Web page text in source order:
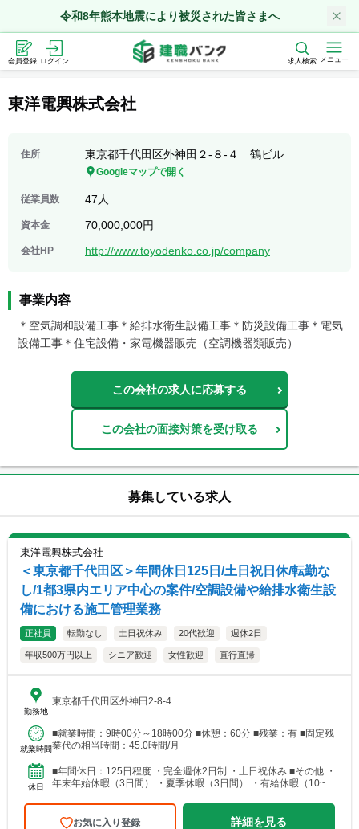
令和8年熊本地震により被災された皆さまへ
会員登録 ログイン 求人検索 メニュー
東洋電興株式会社
住所 東京都千代田区外神田２-８-４ 鶴ビル
Googleマップで開く
従業員数 47人
資本金 70,000,000円
会社HP http://www.toyodenko.co.jp/company
事業内容
＊空気調和設備工事＊給排水衛生設備工事＊防災設備工事＊電気
設備工事＊住宅設備・家電機器販売（空調機器類販売）
この会社の求人に応募する
この会社の面接対策を受け取る
募集している求人
東洋電興株式会社
＜東京都千代田区＞年間休日125日/土日祝日休/転勤な
し/1都3県内エリア中心の案件/空調設備や給排水衛生設
備における施工管理業務
正社員 転勤なし 土日祝休み 20代歓迎 週休2日
年収500万円以上 シニア歓迎 女性歓迎 直行直帰
勤務地
東京都千代田区外神田2-8-4
就業時間
■就業時間：9時00分～18時00分 ■休憩：60分 ■残業：有 ■固定残
業代の相当時間：45.0時間/月
休日
■年間休日：125日程度 ・完全週休2日制 ・土日祝休み ■その他 ・
年末年始休暇（3日間） ・夏季休暇（3日間） ・有給休暇（10~20
お気に入り登録 詳細を見る